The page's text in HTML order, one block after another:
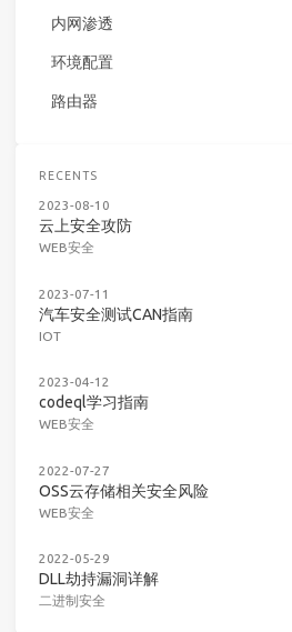
内网渗透
环境配置
路由器
RECENTS
2023-08-10
云上安全攻防
WEB安全
2023-07-11
汽车安全测试CAN指南
IOT
2023-04-12
codeql学习指南
WEB安全
2022-07-27
OSS云存储相关安全风险
WEB安全
2022-05-29
DLL劫持漏洞详解
二进制安全